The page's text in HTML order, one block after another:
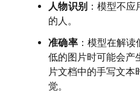
人物识别 ：模型不
的人。
准确率：模型在解读
低的图片时可能会产
片文档中的手写文本
觉。